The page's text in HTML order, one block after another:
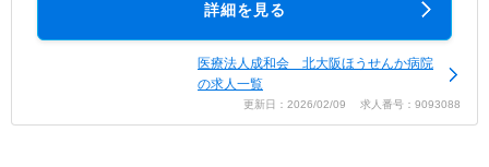
詳細を見る
医療法人成和会 北大阪ほうせんか病院
の求人一覧
更新日：2026/02/09 求人番号：9093088